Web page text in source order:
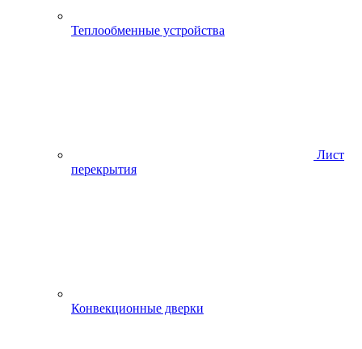
Теплообменные устройства
Лист
перекрытия
Конвекционные дверки